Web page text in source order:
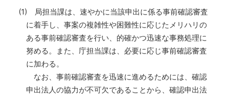
(1) 局担当課は、速やかに当該申出に係る事前確認審査
に着手し、事案の複雑性や困難性に応じたメリハリの
ある事前確認審査を行い、的確かつ迅速な事務処理に
努める。また、庁担当課は、必要に応じ事前確認審査
に加わる。
なお、事前確認審査を迅速に進めるためには、確認
申出法人の協力が不可欠であることから、確認申出法